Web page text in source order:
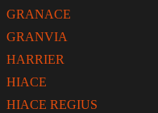
GRANACE
GRANVIA
HARRIER
HIACE
HIACE REGIUS